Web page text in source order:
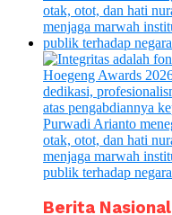
Berita Nasional